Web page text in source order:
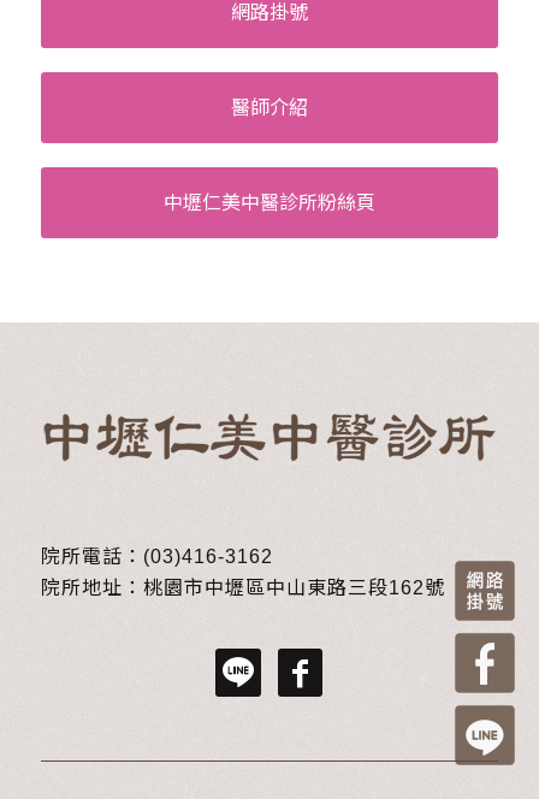
網路掛號
醫師介紹
中壢仁美中醫診所粉絲頁
院所電話： (03)416-3162
院所地址： 桃園市中壢區中山東路三段162號